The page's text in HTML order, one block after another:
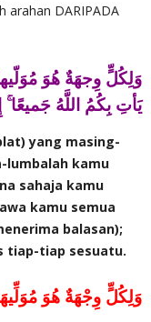
arahan DARIPADA
وَلِكُلٍّ وِجهَةٌ هُوَ
يَأتِ بِكُمُ اللَّهُ
yang masing-
lumbalah kamu
sahaja kamu
kamu semua
balasan);
tiap-tiap sesuatu.
وَلِكُلٍّ وِجْهَةٌ هُوَ